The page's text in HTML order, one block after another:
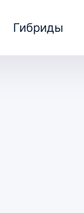
Гибриды